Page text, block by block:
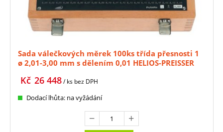
Sada válečkových měrek 100ks třída přesnosti 1
ø 2,01-3,00 mm s dělením 0,01 HELIOS-PREISSER
26 448
Kč / ks bez DPH
Dodací lhůta: na vyžádání